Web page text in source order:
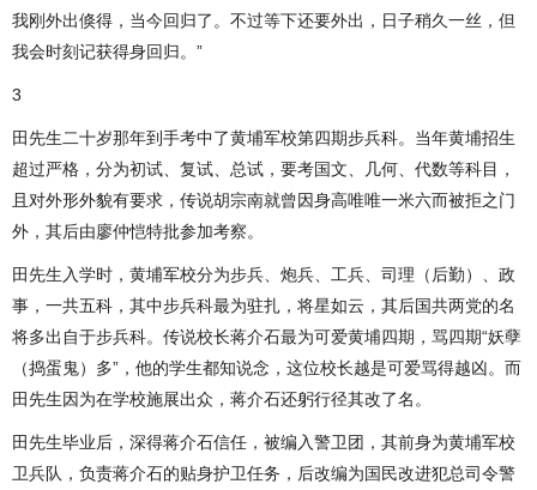
我刚外出倏得，当今回归了。不过等下还要外出，日子稍久一丝，但
我会时刻记获得身回归。”
3
田先生二十岁那年到手考中了黄埔军校第四期步兵科。当年黄埔招生
超过严格，分为初试、复试、总试，要考国文、几何、代数等科目，
且对外形外貌有要求，传说胡宗南就曾因身高唯唯一米六而被拒之门
外，其后由廖仲恺特批参加考察。
田先生入学时，黄埔军校分为步兵、炮兵、工兵、司理（后勤）、政
事，一共五科，其中步兵科最为驻扎，将星如云，其后国共两党的名
将多出自于步兵科。传说校长蒋介石最为可爱黄埔四期，骂四期“妖孽
（捣蛋鬼）多”，他的学生都知说念，这位校长越是可爱骂得越凶。而
田先生因为在学校施展出众，蒋介石还躬行径其改了名。
田先生毕业后，深得蒋介石信任，被编入警卫团，其前身为黄埔军校
卫兵队，负责蒋介石的贴身护卫任务，后改编为国民改进犯总司令警